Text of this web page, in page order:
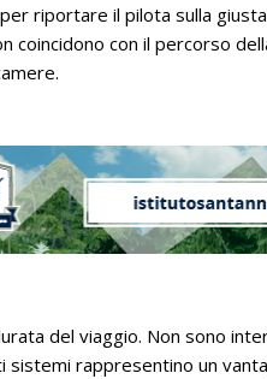
riportare il pilota sulla
coincidono con il percorso
del viaggio. Non sono
sistemi rappresentino un